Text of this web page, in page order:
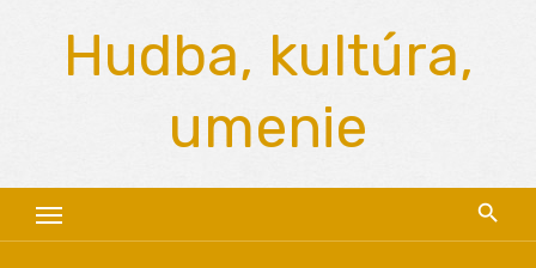
Hudba, kultúra,
umenie